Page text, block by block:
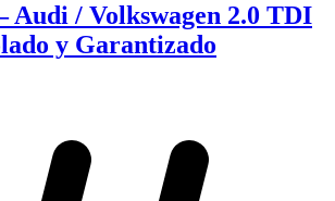
Audi / Volkswagen 2.0 TDI
y Garantizado